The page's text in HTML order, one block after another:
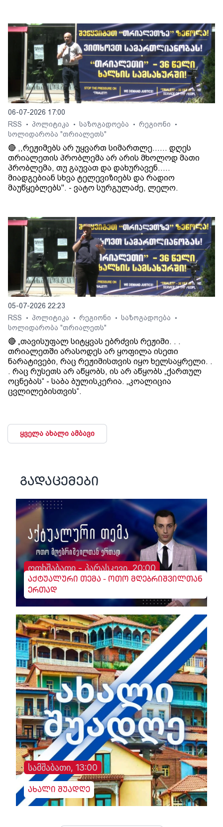
06-07-2026 17:00
RSS
• პოლიტიკა • საზოგადოება • რეგიონი •
სოლიდარობა "თრიალეთს"
🔴 ,,რეჟიმებს არ უყვართ სიმართლე...... დღეს
თრიალეთის პრობლემა არ არის მხოლოდ მათი
პრობლემა, თუ გაუვათ და დახურავენ.....
მიადგებიან სხვა ტელევიზიებს და რადიო
მაუწყებლებს". - ვატო სურგულაძე, ლელო.
05-07-2026 22:23
RSS
• პოლიტიკა • რეგიონი • საზოგადოება •
სოლიდარობა "თრიალეთს"
🔴 „თავისუფალ სიტყვას ებრძვის რეჟიმი. . .
თრიალეთში არასოდეს არ ყოფილა ისეთი
ნარატივები, რაც რეჟიმისთვის იყო ხელსაყრელი. .
. რაც რუსეთს არ აწყობს, ის არ აწყობს „ქართულ
ოცნებას“ - საბა ბულისკერია. „კოალიცია
ცვლილებისთვის“.
ყველა ახალი ამბავი
გადაცემები
ოთხშაბათი - პარასკევი, 20:00
აქტუალური თემა - ოთო მღებრიშვილთან
ერთად
სამშაბათი, 13:00
ახალი შუადღე